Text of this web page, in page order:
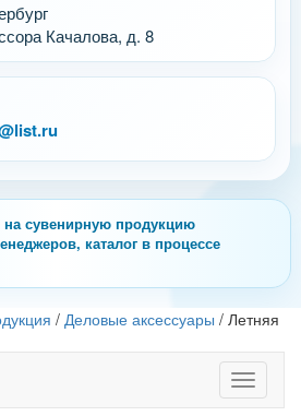
Качалова, д. 8
сувенирную продукцию
каталог в процессе
/ Деловые аксессуары / Летняя
Toggle